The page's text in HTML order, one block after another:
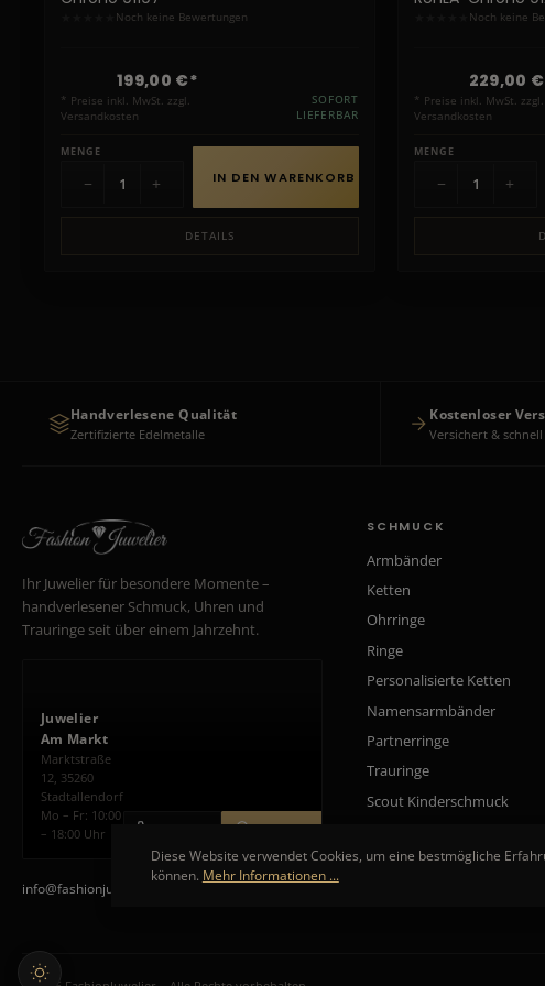
Noch keine Bewertungen
199,00 €*
* Preise inkl. MwSt. zzgl.
Versandkosten
SOFORT
LIEFERBAR
MENGE
− + IN DEN WARENKORB
DETAILS
Noch keine
229,00
* Preise inkl. MwSt. zzgl.
Versandkosten
MENGE
− +
Handverlesene Qualität
Zertifizierte Edelmetalle
Kostenloser
Versichert & schnell
Ihr Juwelier für besondere Momente –
handverlesener Schmuck, Uhren und
Trauringe seit über einem Jahrzehnt.
Juwelier
Am Markt
Marktstraße
12, 35260
Stadtallendorf
Mo – Fr: 10:00
– 18:00 Uhr
ROUTE PLANEN
info@fashionjuwelier.de
SCHMUCK
Armbänder
Ketten
Ohrringe
Ringe
Personalisierte Ketten
Namensarmbänder
Partnerringe
Trauringe
Scout Kinderschmuck
Diese Website verwendet Cookies, um eine bestmögliche
können. Mehr Informationen ...